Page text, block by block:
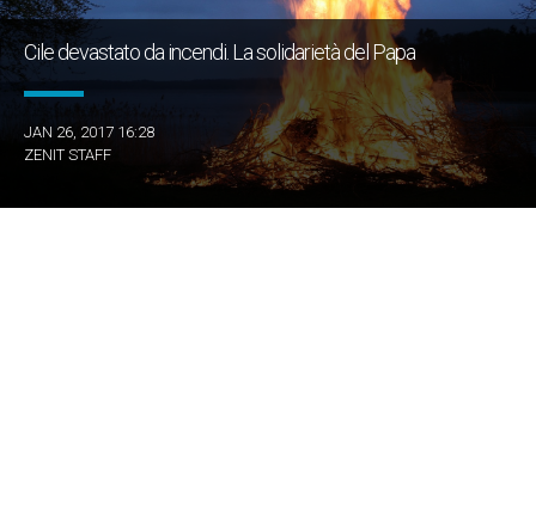
Cile devastato da incendi. La solidarietà del Papa
JAN 26, 2017 16:28
ZENIT STAFF